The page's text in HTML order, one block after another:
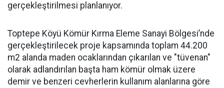
gerçekleştirilmesi planlanıyor.
Toptepe Köyü Kömür Kırma Eleme Sanayi Bölgesi’nde
gerçekleştirilecek proje kapsamında toplam 44.200
m2 alanda maden ocaklarından çıkarılan ve "tüvenan"
olarak adlandırılan başta ham kömür olmak üzere
demir ve benzeri cevherlerin kullanım alanlarına göre